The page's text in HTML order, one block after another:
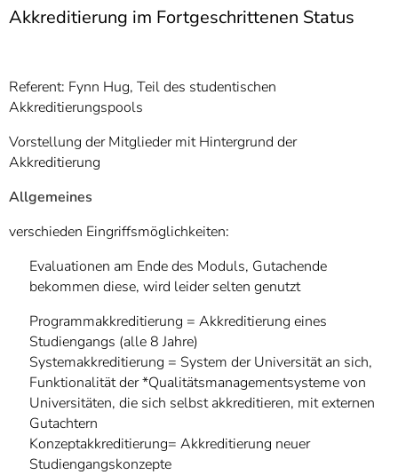
Akkreditierung im Fortgeschrittenen Status
Referent: Fynn Hug, Teil des studentischen
Akkreditierungspools
Vorstellung der Mitglieder mit Hintergrund der
Akkreditierung
Allgemeines
verschieden Eingriffsmöglichkeiten:
Evaluationen am Ende des Moduls, Gutachende
bekommen diese, wird leider selten genutzt
Programmakkreditierung = Akkreditierung eines
Studiengangs (alle 8 Jahre)
Systemakkreditierung = System der Universität an sich,
Funktionalität der *Qualitätsmanagementsysteme von
Universitäten, die sich selbst akkreditieren, mit externen
Gutachtern
Konzeptakkreditierung= Akkreditierung neuer
Studiengangskonzepte